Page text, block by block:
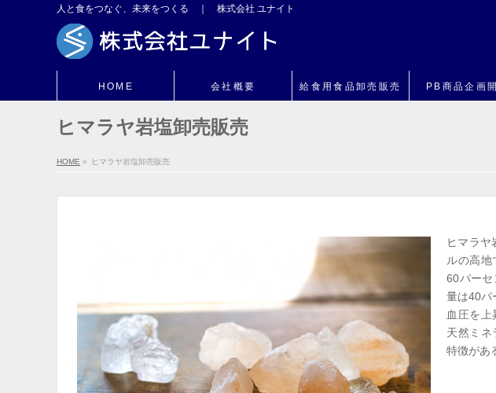
人と食をつなぐ、未来をつくる ｜ 株式会社 ユナイト
HOME 会社概要 給食用食品卸売販売 PB商品企画
ヒマラヤ岩塩卸売販売
HOME » ヒマラヤ岩塩卸売販売
ヒマラヤ
ルの高地
60パーセ
量は40パ
血圧を上
天然ミネ
特徴があ